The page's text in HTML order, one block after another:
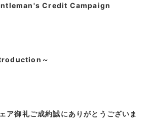
Credit Campaign
～
ア御礼ご成約誠にありがとうございま